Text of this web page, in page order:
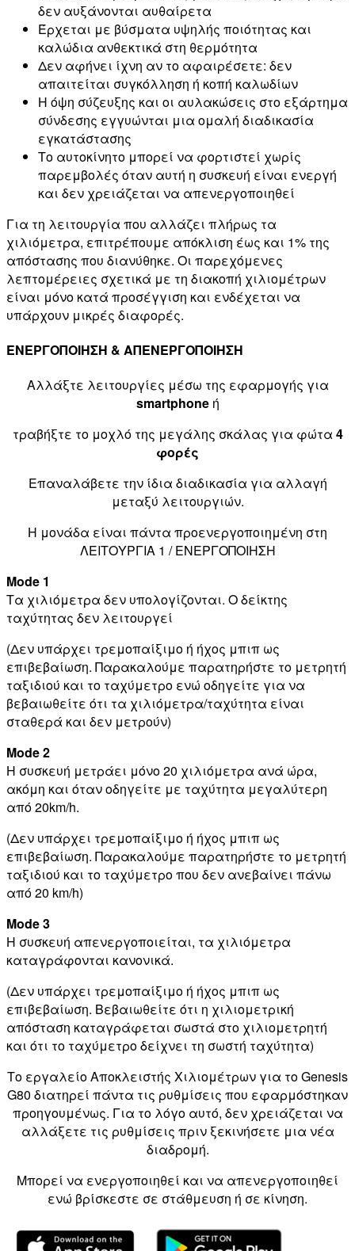
δεν αυξάνονται αυθαίρετα
Έρχεται με βύσματα υψηλής ποιότητας και
καλώδια ανθεκτικά στη θερμότητα
Δεν αφήνει ίχνη αν το αφαιρέσετε: δεν
απαιτείται συγκόλληση ή κοπή καλωδίων
Η όψη σύζευξης και οι αυλακώσεις στο εξάρτημα
σύνδεσης εγγυώνται μια ομαλή διαδικασία
εγκατάστασης
Το αυτοκίνητο μπορεί να φορτιστεί χωρίς
παρεμβολές όταν αυτή η συσκευή είναι ενεργή
και δεν χρειάζεται να απενεργοποιηθεί
Για τη λειτουργία που αλλάζει πλήρως τα
χιλιόμετρα, επιτρέπουμε απόκλιση έως και 1% της
απόστασης που διανύθηκε. Οι παρεχόμενες
λεπτομέρειες σχετικά με τη διακοπή χιλιομέτρων
είναι μόνο κατά προσέγγιση και ενδέχεται να
υπάρχουν μικρές διαφορές.
ΕΝΕΡΓΟΠΟΙΗΣΗ & ΑΠΕΝΕΡΓΟΠΟΙΗΣΗ
Αλλάξτε λειτουργίες μέσω της εφαρμογής για
smartphoneή
τραβήξτε το μοχλό της μεγάλης σκάλας για φώτα 4
φορές
Επαναλάβετε την ίδια διαδικασία για αλλαγή
μεταξύ λειτουργιών.
Η μονάδα είναι πάντα προενεργοποιημένη στη
ΛΕΙΤΟΥΡΓΙΑ 1 / ΕΝΕΡΓΟΠΟΙΗΣΗ
Mode 1
Τα χιλιόμετρα δεν υπολογίζονται. Ο δείκτης
ταχύτητας δεν λειτουργεί
(Δεν υπάρχει τρεμοπαίξιμο ή ήχος μπιπ ως
επιβεβαίωση. Παρακαλούμε παρατηρήστε το μετρητή
ταξιδιού και το ταχύμετρο ενώ οδηγείτε για να
βεβαιωθείτε ότι τα χιλιόμετρα/ταχύτητα είναι
σταθερά και δεν μετρούν)
Mode 2
Η συσκευή μετράει μόνο 20 χιλιόμετρα ανά ώρα,
ακόμη και όταν οδηγείτε με ταχύτητα μεγαλύτερη
από 20km/h.
(Δεν υπάρχει τρεμοπαίξιμο ή ήχος μπιπ ως
επιβεβαίωση. Παρακαλούμε παρατηρήστε το μετρητή
ταξιδιού και το ταχύμετρο που δεν ανεβαίνει πάνω
από 20 km/h)
Mode 3
Η συσκευή απενεργοποιείται, τα χιλιόμετρα
καταγράφονται κανονικά.
(Δεν υπάρχει τρεμοπαίξιμο ή ήχος μπιπ ως
επιβεβαίωση. Βεβαιωθείτε ότι η χιλιομετρική
απόσταση καταγράφεται σωστά στο χιλιομετρητή
και ότι το ταχύμετρο δείχνει τη σωστή ταχύτητα)
Το εργαλείο Αποκλειστής Χιλιομέτρων για το Genesis
G80 διατηρεί πάντα τις ρυθμίσεις που εφαρμόστηκαν
προηγουμένως. Για το λόγο αυτό, δεν χρειάζεται να
αλλάξετε τις ρυθμίσεις πριν ξεκινήσετε μια νέα
διαδρομή.
Μπορεί να ενεργοποιηθεί και να απενεργοποιηθεί
ενώ βρίσκεστε σε στάθμευση ή σε κίνηση.